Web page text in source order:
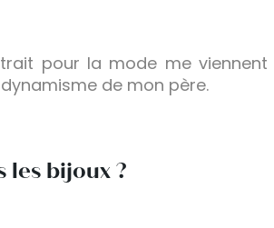
pour la mode me
de mon père.
les bijoux ?